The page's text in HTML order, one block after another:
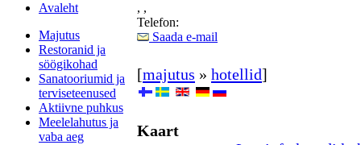
Avaleht
Majutus
Restoranid ja
söögikohad
Sanatooriumid ja
terviseteenused
Aktiivne puhkus
Meelelahutus ja
vaba aeg
, ,
Telefon:
Saada e-mail
[majutus » hotellid]
Kaart